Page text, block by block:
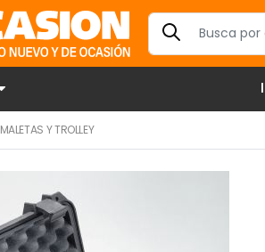
MALETAS Y TROLLEY